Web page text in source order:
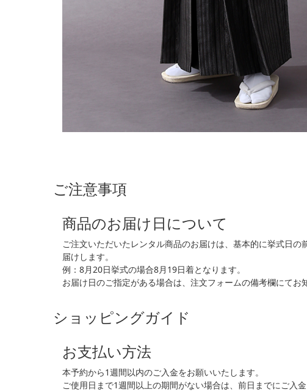
ご注意事項
商品のお届け日について
ご注文いただいたレンタル商品のお届けは、基本的に挙式日の
届けします。
例：8月20日挙式の場合8月19日着となります。
お届け日のご指定がある場合は、注文フォームの備考欄にてお
ショッピングガイド
お支払い方法
本予約から1週間以内のご入金をお願いいたします。
ご使用日まで1週間以上の期間がない場合は、前日までにご入金